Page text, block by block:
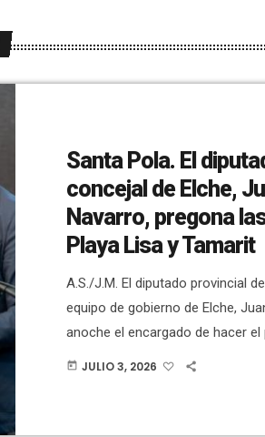
Santa Pola. El
concejal de Elche,
Navarro, pregona
Playa Lisa y Tamarit
A.S./J.M. El diputado provincial
equipo de gobierno de Elche,
anoche el encargado de hacer
Playa Lisa y Tamarit. Navarro
today JULIO 3, 2026